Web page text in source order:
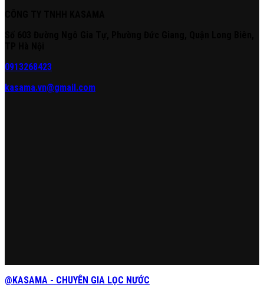
0913268423
kasama.vn@gmail.com
@KASAMA - CHUYÊN GIA LỌC NƯỚC